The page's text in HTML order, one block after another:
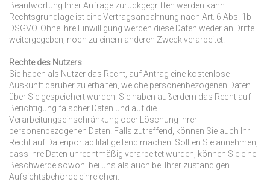
Beantwortung Ihrer Anfrage zurückgegriffen werden kann.
Rechtsgrundlage ist eine Vertragsanbahnung nach Art. 6 Abs. 1b
DSGVO. Ohne Ihre Einwilligung werden diese Daten weder an Dritte
weitergegeben, noch zu einem anderen Zweck verarbeitet.
Rechte des Nutzers
Sie haben als Nutzer das Recht, auf Antrag eine kostenlose
Auskunft darüber zu erhalten, welche personenbezogenen Daten
über Sie gespeichert wurden. Sie haben außerdem das Recht auf
Berichtigung falscher Daten und auf die
Verarbeitungseinschränkung oder Löschung Ihrer
personenbezogenen Daten. Falls zutreffend, können Sie auch Ihr
Recht auf Datenportabilität geltend machen. Sollten Sie annehmen,
dass Ihre Daten unrechtmäßig verarbeitet wurden, können Sie eine
Beschwerde sowohl bei uns als auch bei Ihrer zuständigen
Aufsichtsbehörde einreichen.